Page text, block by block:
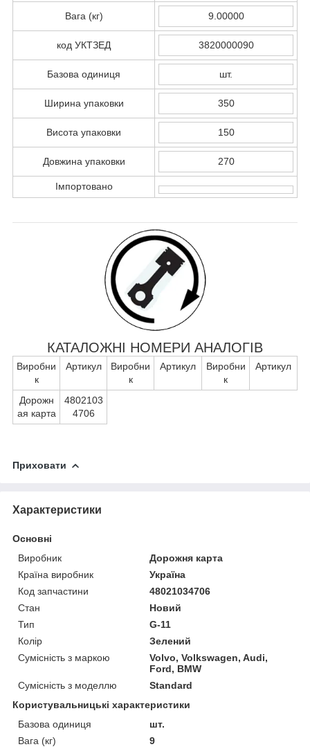
Вага (кг) 9.00000
код УКТЗЕД 3820000090
Базова одиниця шт.
Ширина упаковки 350
Висота упаковки 150
Довжина упаковки 270
Імпортовано
КАТАЛОЖНІ НОМЕРИ АНАЛОГІВ
Виробни
к
Артикул
Виробни
к
Артикул
Виробни
к
Артикул
Дорожн
ая карта
4802103
4706
Приховати
Характеристики
Основні
Виробник
Дорожня карта
Країна виробник
Україна
Код запчастини
48021034706
Стан
Новий
Тип
G-11
Колір
Зелений
Сумісність з маркою
Volvo, Volkswagen, Audi,
Ford, BMW
Сумісність з моделлю
Standard
Користувальницькі характеристики
Базова одиниця
шт.
Вага (кг)
9